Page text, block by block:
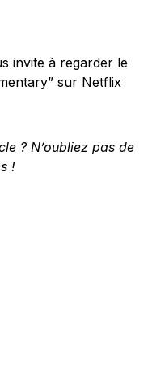
invite à regarder le
sur Netflix
? N’oubliez pas de
!